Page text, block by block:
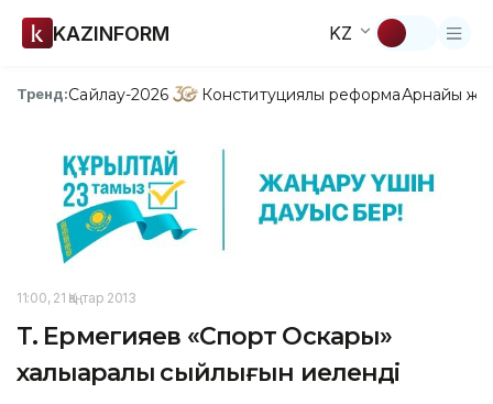
KAZINFORM KZ
Тренд:Сайлау-2026 Конституциялық реформаАрнайы
11:00, 21 Қаңтар 2013
Т. Ермегияев «Спорт Оскары»
халықаралық сыйлығын иеленді